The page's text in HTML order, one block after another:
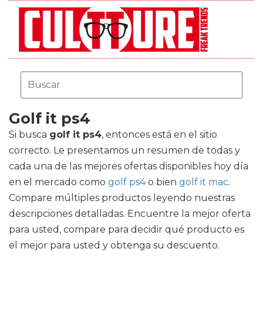
Golf it ps4
Si busca golf it ps4, entonces está en el sitio
correcto. Le presentamos un resumen de todas y
cada una de las mejores ofertas disponibles hoy día
en el mercado como golf ps4o bien golf it mac.
Compare múltiples productos leyendo nuestras
descripciones detalladas. Encuentre la mejor oferta
para usted, compare para decidir qué producto es
el mejor para usted y obtenga su descuento.